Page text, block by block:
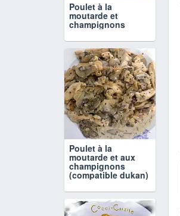
Poulet à la
moutarde et
champignons
Poulet à la
moutarde et aux
champignons
(compatible dukan)